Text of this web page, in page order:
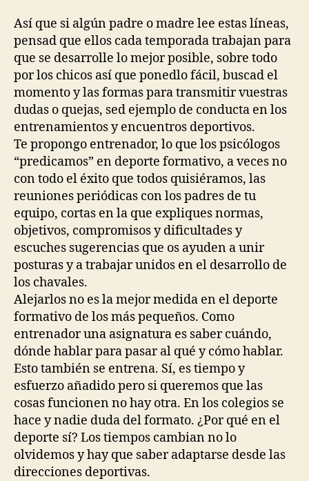
Así que si algún padre o madre lee estas líneas,
pensad que ellos cada temporada trabajan para
que se desarrolle lo mejor posible, sobre todo
por los chicos así que ponedlo fácil, buscad el
momento y las formas para transmitir vuestras
dudas o quejas, sed ejemplo de conducta en los
entrenamientos y encuentros deportivos.
Te propongo entrenador, lo que los psicólogos
“predicamos” en deporte formativo, a veces no
con todo el éxito que todos quisiéramos, las
reuniones periódicas con los padres de tu
equipo, cortas en la que expliques normas,
objetivos, compromisos y dificultades y
escuches sugerencias que os ayuden a unir
posturas y a trabajar unidos en el desarrollo de
los chavales.
Alejarlos no es la mejor medida en el deporte
formativo de los más pequeños. Como
entrenador una asignatura es saber cuándo,
dónde hablar para pasar al qué y cómo hablar.
Esto también se entrena. Sí, es tiempo y
esfuerzo añadido pero si queremos que las
cosas funcionen no hay otra. En los colegios se
hace y nadie duda del formato. ¿Por qué en el
deporte sí? Los tiempos cambian no lo
olvidemos y hay que saber adaptarse desde las
direcciones deportivas.